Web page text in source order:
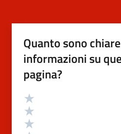
Quanto sono
informazioni su
pagina?
Valutazione